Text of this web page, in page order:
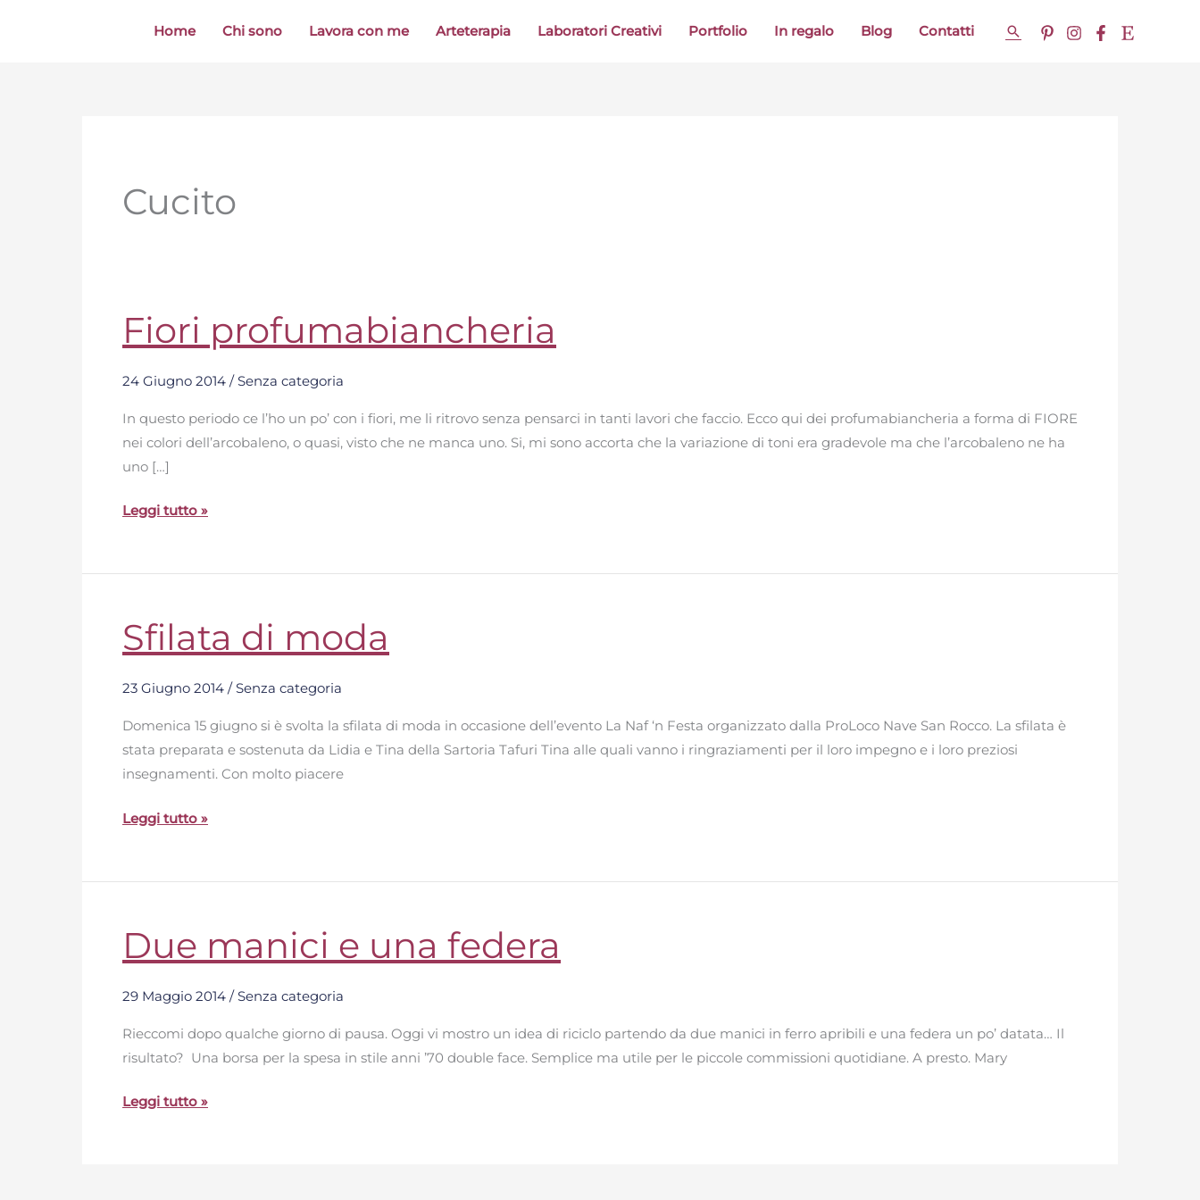
Home Chi sono Lavora con me Arteterapia Laboratori Creativi Portfolio In regalo Blog Contatti Cerca
Cucito
Fiori profumabiancheria
24 Giugno 2014 /Senza categoria
In questo periodo ce l’ho un po’ con i fiori, me li ritrovo senza pensarci in tanti lavori che faccio. Ecco qui dei profumabiancheria a forma di FIORE
nei colori dell’arcobaleno, o quasi, visto che ne manca uno. Si, mi sono accorta che la variazione di toni era gradevole ma che l’arcobaleno ne ha
uno […]
Fiori
profumabiancheria
Leggi tutto »
Sfilata di moda
23 Giugno 2014 /Senza categoria
Domenica 15 giugno si è svolta la sfilata di moda in occasione dell’evento La Naf ‘n Festa organizzato dalla ProLoco Nave San Rocco. La sfilata è
stata preparata e sostenuta da Lidia e Tina della Sartoria Tafuri Tina alle quali vanno i ringraziamenti per il loro impegno e i loro preziosi
insegnamenti. Con molto piacere
Sfilata
di
Leggi tutto »
Due manici e una federa
29 Maggio 2014 /Senza categoria
Rieccomi dopo qualche giorno di pausa. Oggi vi mostro un idea di riciclo partendo da due manici in ferro apribili e una federa un po’ datata… Il
risultato? Una borsa per la spesa in stile anni ’70 double face. Semplice ma utile per le piccole commissioni quotidiane. A presto. Mary
Due
manici
una
federa
Leggi tutto »